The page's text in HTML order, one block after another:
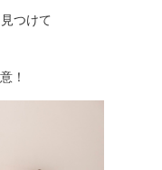
つけて
！